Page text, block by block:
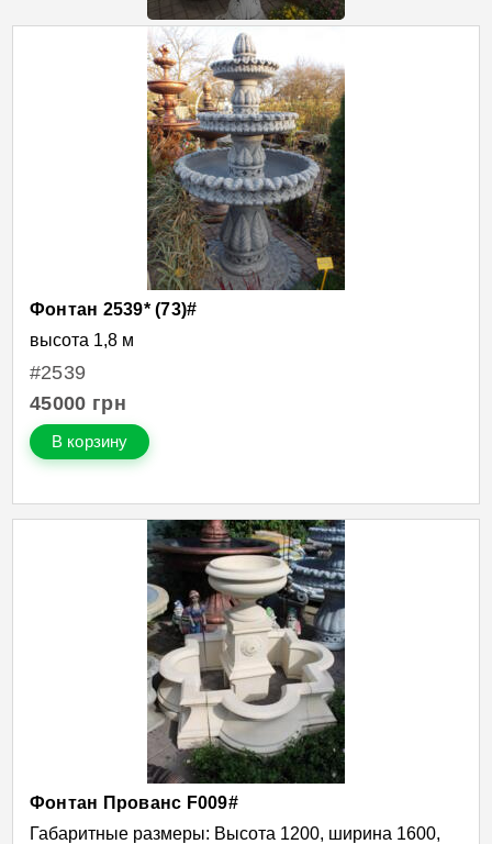
Фонтан 2539* (73)#
высота 1,8 м
#2539
45000 грн
В корзину
Фонтан Прованс F009#
Габаритные размеры: Высота 1200, ширина 1600,